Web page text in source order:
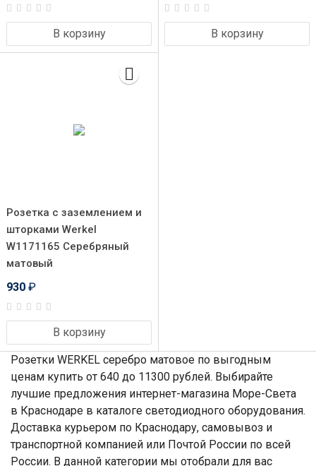
В корзину В корзину
Розетка с заземлением и
шторками Werkel
W1171165 Серебряный
матовый
930 ₽
В корзину
Розетки WERKEL серебро матовое по выгодным
ценам купить от 640 до 11300 рублей. Выбирайте
лучшие предложения интернет-магазина Море-Света
в Краснодаре в каталоге светодиодного оборудования.
Доставка курьером по Краснодару, самовывоз и
транспортной компанией или Почтой России по всей
России. В данной категории мы отобрали для вас